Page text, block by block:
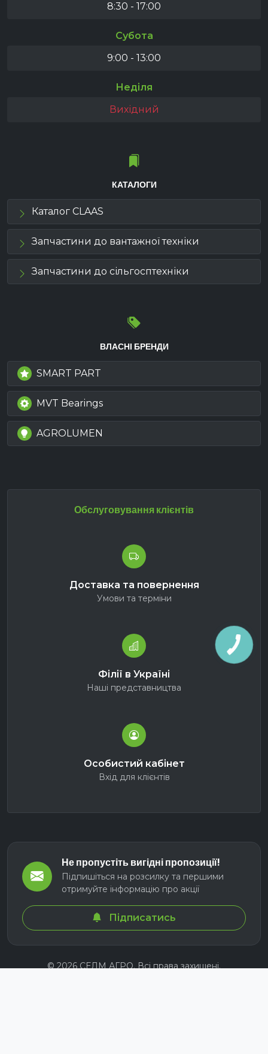
8:30 - 17:00
Субота
9:00 - 13:00
Неділя
Вихідний
КАТАЛОГИ
Каталог CLAAS
Запчастини до вантажної техніки
Запчастини до сільгосптехніки
ВЛАСНІ БРЕНДИ
SMART PART
MVT Bearings
AGROLUMEN
Обслуговування клієнтів
Доставка та повернення
Умови та терміни
Філії в Україні
Наші представництва
Особистий кабінет
Вхід для клієнтів
Не пропустіть вигідні пропозиції!
Підпишіться на розсилку та першими
отримуйте інформацію про акції
Підписатись
© 2026 СЕЛМ АГРО. Всі права захищені.